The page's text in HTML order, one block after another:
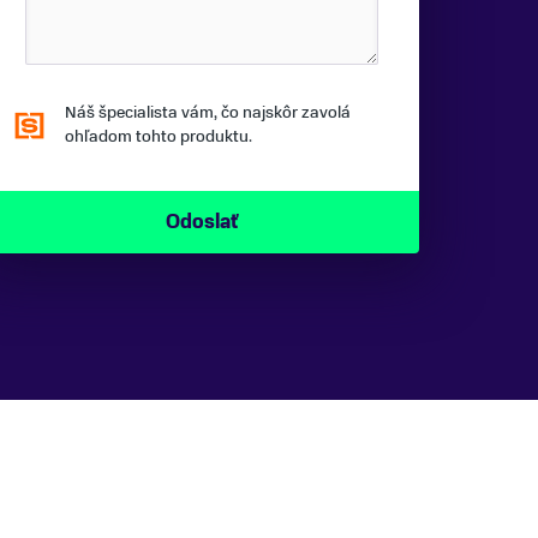
Náš špecialista vám, čo najskôr zavolá
ohľadom tohto produktu.